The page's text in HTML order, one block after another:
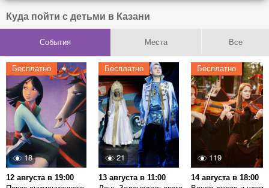
Куда пойти с детьми в Казани
События Места Все
Бесплатно
18
12 августа в 19:00
Бесплатно
21
13 августа в 11:00
Бесплатно
119
14 августа в 18:00